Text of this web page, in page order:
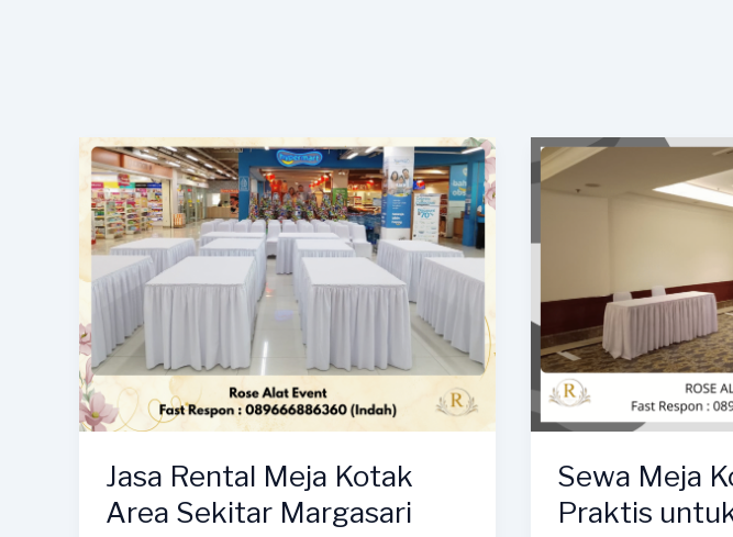
Jasa Rental Meja Kotak
Area Sekitar Margasari
Sewa Meja
Praktis